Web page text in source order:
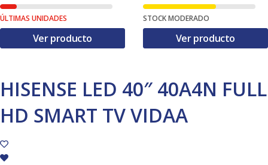
ÚLTIMAS UNIDADES
Ver producto
STOCK MODERADO
Ver producto
HISENSE LED 40″ 40A4N FULL
HD SMART TV VIDAA